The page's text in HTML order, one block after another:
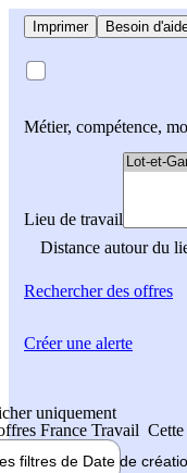
Imprimer Besoin
Métier, compétence,
Lieu de travail
Distance autour du
Rechercherdes offres
uniquement
France Travail
filtres de Date de
Créer une alerte